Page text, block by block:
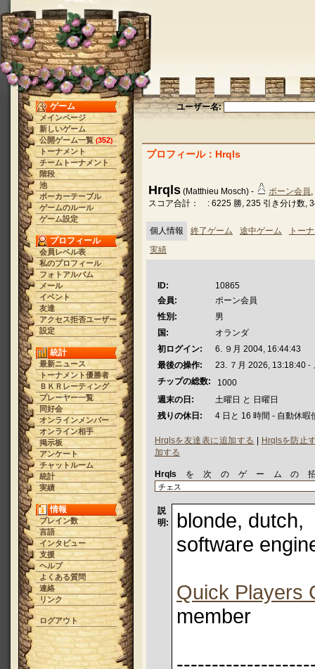
ゲーム
メインページ
新しいゲーム
公開ゲーム一覧 (352)
トーナメント
チームトーナメント
階段
池
ポーカーテーブル
ゲームのルール
ゲーム設定
プロフィール
会員レベル表
私のプロフィール
フォトアルバム
メール
イベント
友達
アクセス拒否ユーザー
設定
統計
最新ニュース
トーナメント優勝者
ＢＫＲレーティング
プレーヤー一覧
同好会
オンラインメンバー
オンライン相手
掲示板
アンケート
チャットルーム
統計
実績
情報
ブレイン数
言語
インタビュー
支援
ヘルプ
よくある質問
連絡
リンク
ログアウト
ユーザー名:
プロフィール：Hrqls
Hrqls (Matthieu Mosch) - ポーン会員
スコア合計： : 6225 勝, 235 引き分け数,
個人情報 終了ゲーム 途中ゲーム
トー
実績
ID:
10865
会員:
ポーン会員
性別:
男
国:
オランダ
初ログイン:
6. ９月 2004, 16:44:43
最後の操作:
23. ７月 2026, 13:18:40 -
チップの総数:
1000
週末の日:
土曜日 と 日曜日
残りの休日:
4 日と 16 時間 - 自動休暇
Hrqlsを友達表に追加する
Hrqlsを防止
加する
Hrqls を次のゲームの
説
明:
blonde, dutch,
software
Quick Players
member